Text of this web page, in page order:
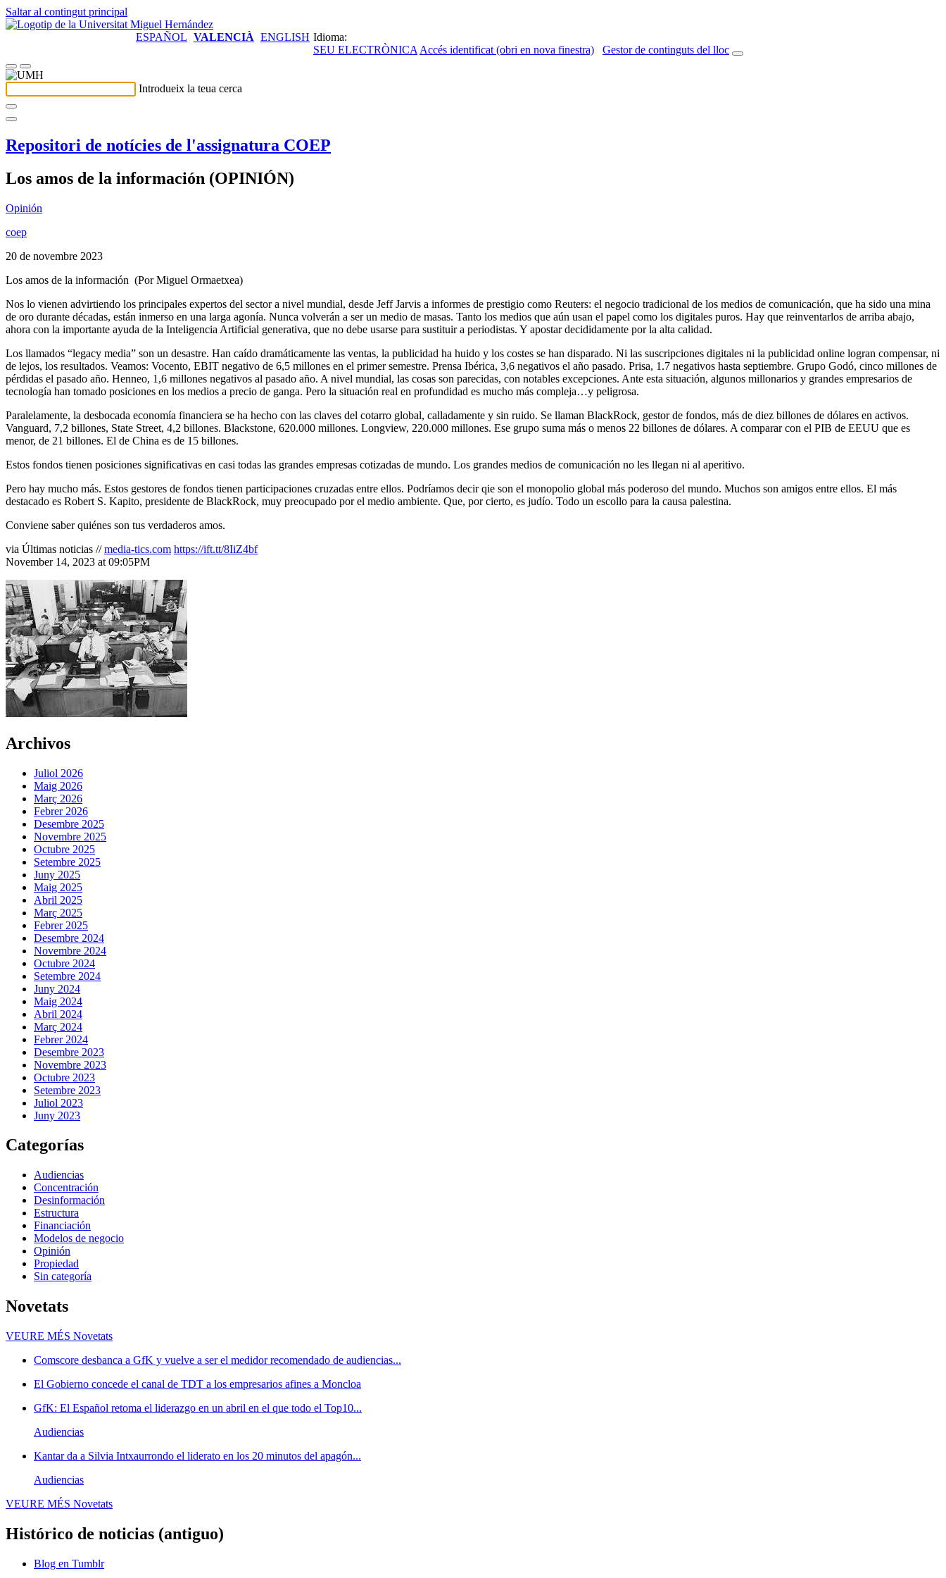
Saltar al contingut principal
Idioma:
ESPAÑOL VALENCIÀ ENGLISH
SEU ELECTRÒNICA Accés identificat (obri en nova finestra) Gestor de continguts del lloc
Introdueix la teua cerca
Repositori de notícies de l'assignatura COEP
Los amos de la información (OPINIÓN)
Opinión
coep
20 de novembre 2023
Los amos de la información (Por Miguel Ormaetxea)
Nos lo vienen advirtiendo los principales expertos del sector a nivel mundial, desde Jeff Jarvis a informes de prestigio como Reuters: el negocio tradicional de los medios de comunicación, que ha sido una mina
de oro durante décadas, están inmerso en una larga agonía. Nunca volverán a ser un medio de masas. Tanto los medios que aún usan el papel como los digitales puros. Hay que reinventarlos de arriba abajo,
ahora con la importante ayuda de la Inteligencia Artificial generativa, que no debe usarse para sustituir a periodistas. Y apostar decididamente por la alta calidad.
Los llamados “legacy media” son un desastre. Han caído dramáticamente las ventas, la publicidad ha huido y los costes se han disparado. Ni las suscripciones digitales ni la publicidad online logran compensar, ni
de lejos, los resultados. Veamos: Vocento, EBIT negativo de 6,5 millones en el primer semestre. Prensa Ibérica, 3,6 negativos el año pasado. Prisa, 1.7 negativos hasta septiembre. Grupo Godó, cinco millones de
pérdidas el pasado año. Henneo, 1,6 millones negativos al pasado año. A nivel mundial, las cosas son parecidas, con notables excepciones. Ante esta situación, algunos millonarios y grandes empresarios de
tecnología han tomado posiciones en los medios a precio de ganga. Pero la situación real en profundidad es mucho más compleja…y peligrosa.
Paralelamente, la desbocada economía financiera se ha hecho con las claves del cotarro global, calladamente y sin ruido. Se llaman BlackRock, gestor de fondos, más de diez billones de dólares en activos.
Vanguard, 7,2 billones, State Street, 4,2 billones. Blackstone, 620.000 millones. Longview, 220.000 millones. Ese grupo suma más o menos 22 billones de dólares. A comparar con el PIB de EEUU que es
menor, de 21 billones. El de China es de 15 billones.
Estos fondos tienen posiciones significativas en casi todas las grandes empresas cotizadas de mundo. Los grandes medios de comunicación no les llegan ni al aperitivo.
Pero hay mucho más. Estos gestores de fondos tienen participaciones cruzadas entre ellos. Podríamos decir qie son el monopolio global más poderoso del mundo. Muchos son amigos entre ellos. El más
destacado es Robert S. Kapito, presidente de BlackRock, muy preocupado por el medio ambiente. Que, por cierto, es judío. Todo un escollo para la causa palestina.
Conviene saber quiénes son tus verdaderos amos.
via Últimas noticias //media-tics.com https://ift.tt/8IiZ4bf
November 14, 2023 at 09:05PM
Archivos
Juliol 2026
Maig 2026
Març 2026
Febrer 2026
Desembre 2025
Novembre 2025
Octubre 2025
Setembre 2025
Juny 2025
Maig 2025
Abril 2025
Març 2025
Febrer 2025
Desembre 2024
Novembre 2024
Octubre 2024
Setembre 2024
Juny 2024
Maig 2024
Abril 2024
Març 2024
Febrer 2024
Desembre 2023
Novembre 2023
Octubre 2023
Setembre 2023
Juliol 2023
Juny 2023
Categorías
Audiencias
Concentración
Desinformación
Estructura
Financiación
Modelos de negocio
Opinión
Propiedad
Sin categoría
Novetats
VEURE MÉS Novetats
Comscore desbanca a GfK y vuelve a ser el medidor recomendado de audiencias...
El Gobierno concede el canal de TDT a los empresarios afines a Moncloa
GfK: El Español retoma el liderazgo en un abril en el que todo el Top10...
Audiencias
Kantar da a Silvia Intxaurrondo el liderato en los 20 minutos del apagón...
Audiencias
VEURE MÉS Novetats
Histórico de noticias (antiguo)
Blog en Tumblr